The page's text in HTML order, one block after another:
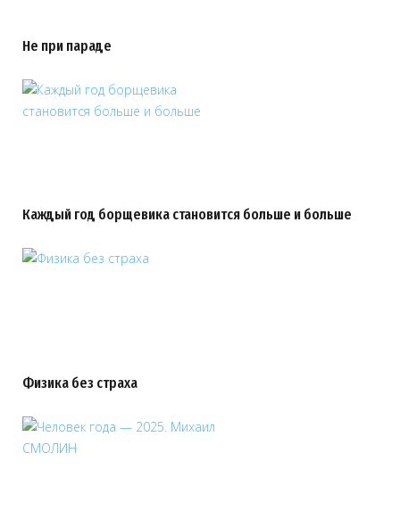
Не при параде
Каждый год борщевика становится больше и больше
Физика без страха